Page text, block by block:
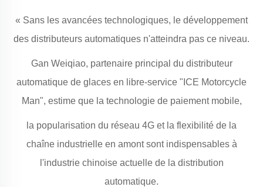
« Sans les avancées technologiques, le développement
des distributeurs automatiques n'atteindra pas ce niveau.
Gan Weiqiao, partenaire principal du distributeur
automatique de glaces en libre-service "ICE Motorcycle
Man", estime que la technologie de paiement mobile,
la popularisation du réseau 4G et la flexibilité de la
chaîne industrielle en amont sont indispensables à
l'industrie chinoise actuelle de la distribution
automatique.